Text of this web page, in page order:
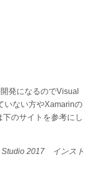
発になるのでVisual
いない方やXamarinの
のサイトを参考にし
2017インスト